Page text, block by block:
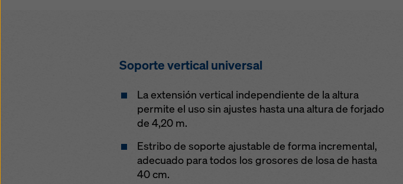
Soporte vertical universal
La extensión vertical independiente de la altura
permite el uso sin ajustes hasta una altura de forjado
de 4,20 m.
Estribo de soporte ajustable de forma incremental,
adecuado para todos los grosores de losa de hasta
40 cm.